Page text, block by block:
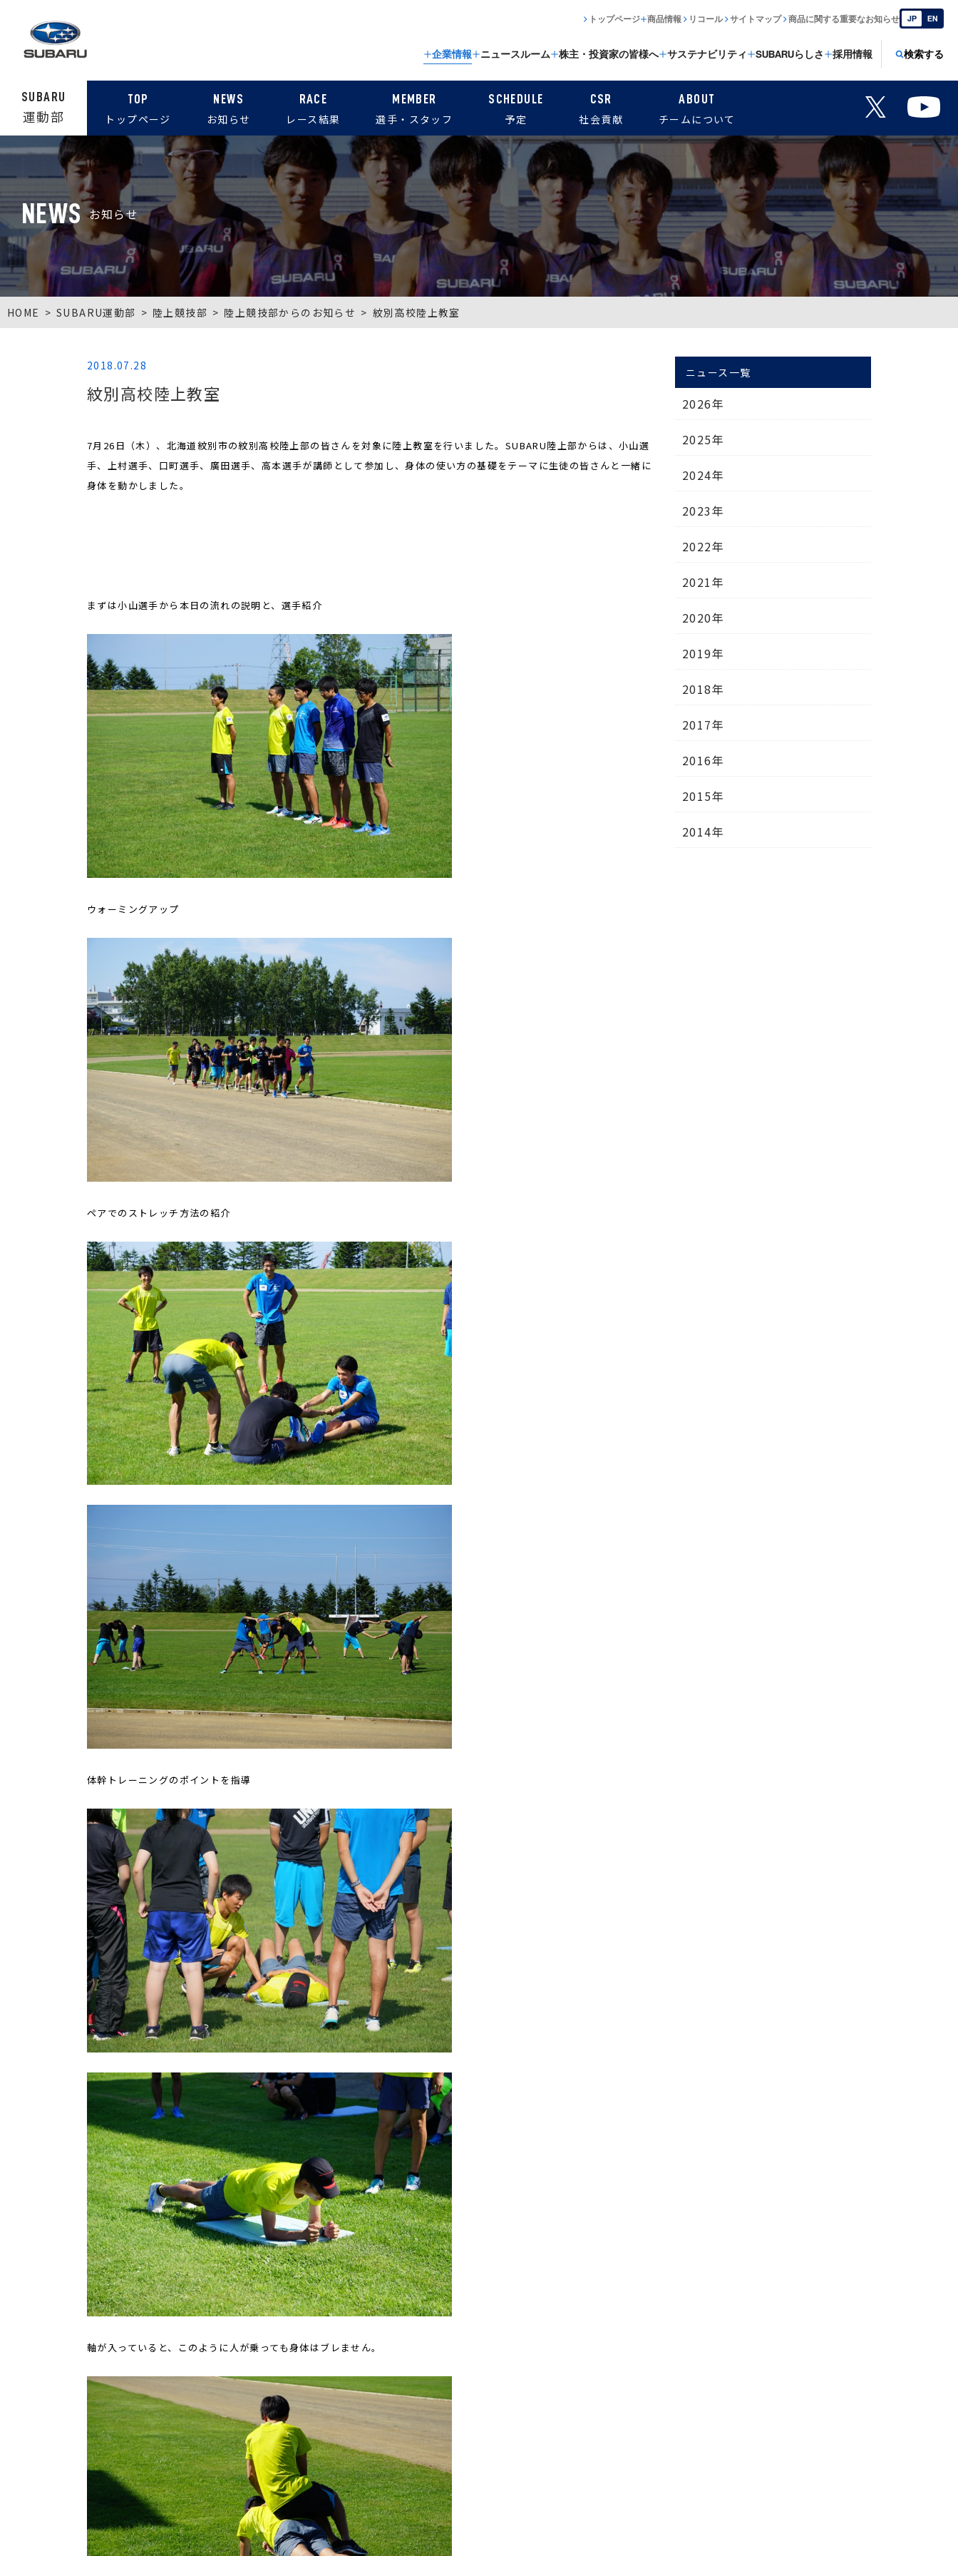
企業情報 ニュースルーム 株主・投資家の皆様へ サステナビリティ SUBARUらしさ 採用情報 検索する
トップページ 商品情報 リコール サイトマップ 商品に関する重要なお知らせ JP EN
SUBARU
運動部
TOP
トップページ
NEWS
お知らせ
RACE
レース結果
MEMBER
選手・スタッフ
SCHEDULE
予定
CSR
社会貢献
ABOUT
チームについて
NEWS お知らせ
HOME SUBARU運動部 陸上競技部 陸上競技部からのお知らせ 紋別高校陸上教室
2018.07.28
紋別高校陸上教室
7月26日（木）、北海道紋別市の紋別高校陸上部の皆さんを対象に陸上教室を行いました。SUBARU陸上部からは、小山選
手、上村選手、口町選手、廣田選手、高本選手が講師として参加し、身体の使い方の基礎をテーマに生徒の皆さんと一緒に
身体を動かしました。
まずは小山選手から本日の流れの説明と、選手紹介
ウォーミングアップ
ペアでのストレッチ方法の紹介
体幹トレーニングのポイントを指導
軸が入っていると、このように人が乗っても身体はブレません。
ニュース一覧
2026年
2025年
2024年
2023年
2022年
2021年
2020年
2019年
2018年
2017年
2016年
2015年
2014年